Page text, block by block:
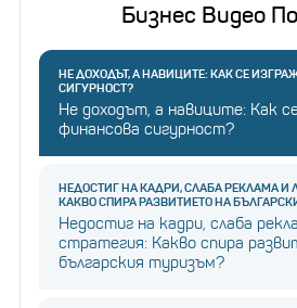
Бизнес Видео
НЕ ДОХОДЪТ, А НАВИЦИТЕ: КАК СЕ
СИГУРНОСТ?
Не доходът, а навиците: Как
финансова сигурност?
НЕДОСТИГ НА КАДРИ, СЛАБА РЕКЛАМА И
КАКВО СПИРА РАЗВИТИЕТО НА
Недостиг на кадри, слаба
стратегия: Какво спира
българския туризъм?